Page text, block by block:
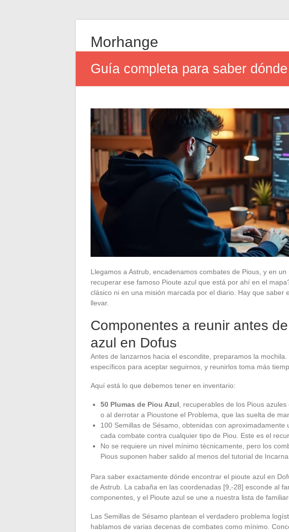
Morhange
Guía completa para saber
Llegamos a Astrub, encadenamos combates de Pious, y en
recuperar ese famoso Pioute azul que está por ahí en el
clásico ni en una misión marcada por el diario. Hay que saber
llevar.
Componentes a reunir antes
azul en Dofus
Antes de lanzarnos hacia el escondite, preparamos la
específicos para aceptar seguirnos, y reunirlos toma más
Aquí está lo que debemos tener en inventario:
50 Plumas de Piou Azul , recuperables de los Pious
o al derrotar a Pioustone el Problema, que las suelta de
100 Semillas de Sésamo, obtenidas con
cada combate contra cualquier tipo de Piou. Este es el
No se requiere un nivel mínimo técnicamente, pero los
Pious suponen haber salido al menos del tutorial de
Para saber exactamente dónde encontrar el pioute azul en
de Astrub. La cabaña en las coordenadas [9,-28] esconde al
componentes, y el Pioute azul se une a nuestra lista de
Las Semillas de Sésamo plantean el verdadero problema
hablamos de varias decenas de combates como mínimo.